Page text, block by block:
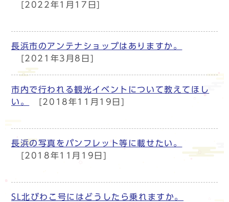
[2022年1月17日]
長浜市のアンテナショップはありますか。
[2021年3月8日]
市内で行われる観光イベントについて教えてほし
い。
[2018年11月19日]
長浜の写真をパンフレット等に載せたい。
[2018年11月19日]
SL北びわこ号にはどうしたら乗れますか。